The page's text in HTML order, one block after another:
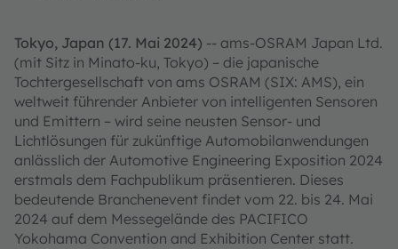
Tokyo, Japan (17. Mai 2024) -- ams-OSRAM Japan Ltd.
(mit Sitz in Minato-ku, Tokyo) – die japanische
Tochtergesellschaft von ams OSRAM (SIX: AMS), ein
weltweit führender Anbieter von intelligenten Sensoren
und Emittern – wird seine neusten Sensor- und
Lichtlösungen für zukünftige Automobilanwendungen
anlässlich der Automotive Engineering Exposition 2024
erstmals dem Fachpublikum präsentieren. Dieses
bedeutende Branchenevent findet vom 22. bis 24. Mai
2024 auf dem Messegelände des PACIFICO
Yokohama Convention and Exhibition Center statt.